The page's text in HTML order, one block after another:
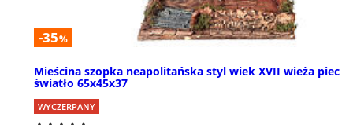
-35%
Mieścina szopka neapolitańska styl wiek XVII wieża piec
światło 65x45x37
WYCZERPANY